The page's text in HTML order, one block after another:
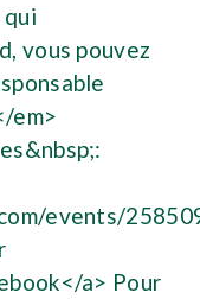
vous pouvez
em>
events/
a> Pour